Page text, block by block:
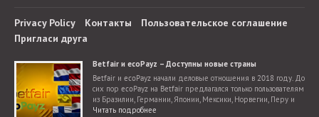
Privacy Policy Контакты
Пользовательское соглашение
Пригласи друга
Betfair и ecoPayz – Доступны новые страны
Betfair и ecoPayz начали деловые отношения в 2018 году. До
сих пор ecoPayz на Betfair предлагался только пользователям
из Бразилии, Германии, Японии, Мексики, Норвегии, Перу и
Словакии. Теперь добавилось гораздо больше стран.
Читать подробнее